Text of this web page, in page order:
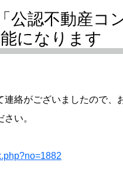
公認不動産コ
になります
絡がございましたので、
い。